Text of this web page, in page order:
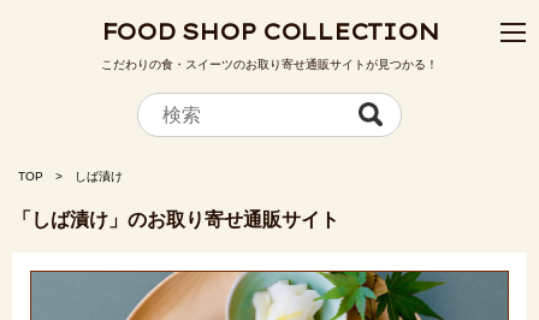
FOOD SHOP COLLECTION
こだわりの食・スイーツのお取り寄せ通販サイトが見つかる！
TOP しば漬け
「しば漬け」のお取り寄せ通販サイト